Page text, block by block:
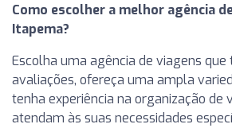
Como escolher a melhor agência
Itapema?
Escolha uma agência de viagens que
avaliações, ofereça uma ampla
tenha experiência na organização de
atendam às suas necessidades